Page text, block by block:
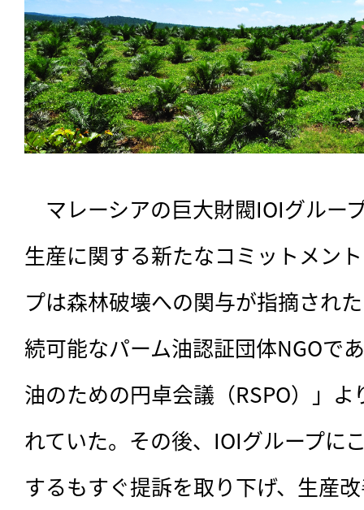
マレーシアの巨大財閥IOIグルー
生産に関する新たなコミットメン
プは森林破壊への関与が指摘され
続可能なパーム油認証団体NGOで
油のための円卓会議（RSPO）」よ
れていた。その後、IOIグループに
するもすぐ提訴を取り下げ、生産